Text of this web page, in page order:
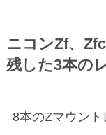
ニコンZf、
残した3本の
8本のZマウント